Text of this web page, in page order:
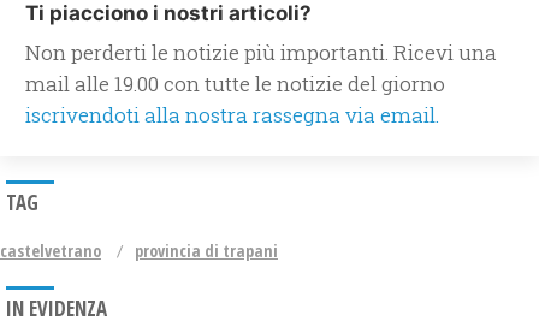
Ti piacciono i nostri articoli?
Non perderti le notizie più importanti. Ricevi una
mail alle 19.00 con tutte le notizie del giorno
iscrivendoti alla nostra rassegna via email.
TAG
castelvetrano provincia di trapani
IN EVIDENZA